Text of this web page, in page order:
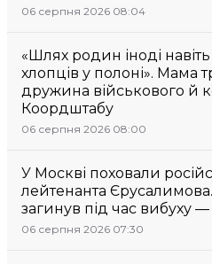
06 серпня 2026 08:04
«Шлях родин іноді
хлопців у полоні». Мама
дружина військового й
Коордштабу
06 серпня 2026 08:00
У Москві поховали
лейтенанта Єрусалимова.
загинув під час вибуху —
06 серпня 2026 07:30